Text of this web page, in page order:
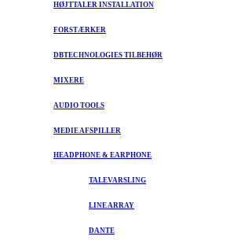
HØJTTALER INSTALLATION
FORSTÆRKER
DBTECHNOLOGIES TILBEHØR
MIXERE
AUDIO TOOLS
MEDIE AFSPILLER
HEADPHONE & EARPHONE
TALEVARSLING
LINE ARRAY
DANTE